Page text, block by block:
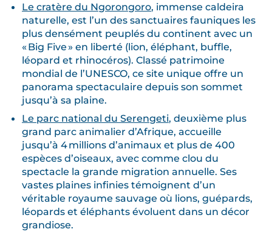
Le cratère du Ngorongoro, immense caldeira
naturelle, est l’un des sanctuaires fauniques les
plus densément peuplés du continent avec un
« Big Five » en liberté (lion, éléphant, buffle,
léopard et rhinocéros). Classé patrimoine
mondial de l’UNESCO, ce site unique offre un
panorama spectaculaire depuis son sommet
jusqu’à sa plaine.
Le parc national du Serengeti, deuxième plus
grand parc animalier d’Afrique, accueille
jusqu’à 4 millions d’animaux et plus de 400
espèces d’oiseaux, avec comme clou du
spectacle la grande migration annuelle. Ses
vastes plaines infinies témoignent d’un
véritable royaume sauvage où lions, guépards,
léopards et éléphants évoluent dans un décor
grandiose.